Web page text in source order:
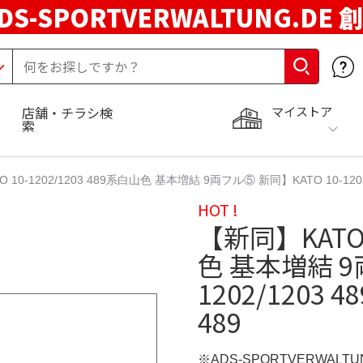
SPORTVERWALTUNG.DE
マイストア
店舗・チラシ検
索
10-1202/1203 489系白山色 基本増結 9両フル⑤ 新同】KATO 10-
HOT !
【新同】
色 基本増結
1202/1203
489
※ADS-